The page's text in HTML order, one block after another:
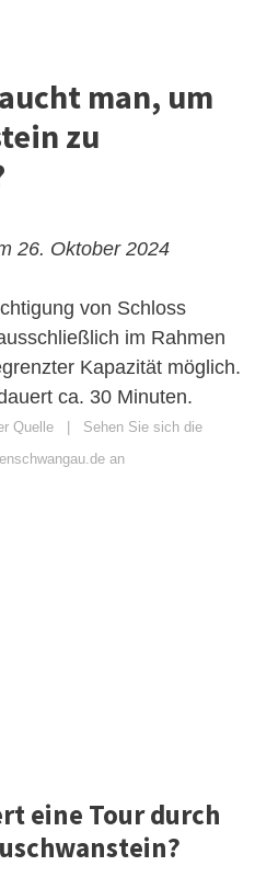
man, um
zu
26. Oktober 2024
von Schloss
im Rahmen
Kapazität möglich.
ca. 30 Minuten.
Quelle
Sehen Sie sich die
an
eine Tour durch